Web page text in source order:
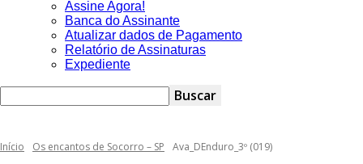
Assine Agora!
Banca do Assinante
Atualizar dados de Pagamento
Relatório de Assinaturas
Expediente
Início Os encantos de Socorro – SP Ava_DEnduro_3º (019)